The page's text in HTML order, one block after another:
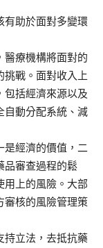
有助於面對多變環
醫療機構將面對的
挑戰。面對收入上
包括經濟來源以及
自動分配系統、減
經濟的價值，二
品審查過程的鬆
用上的風險。大部
審核的風險管理策
持立法，去抵抗藥